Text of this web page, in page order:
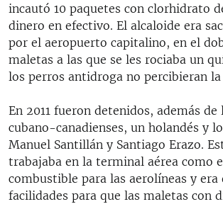
incautó 10 paquetes con clorhidrato
dinero en efectivo. El alcaloide era
por el aeropuerto capitalino, en el
maletas a las que se les rociaba un
los perros antidroga no percibieran la
En 2011 fueron detenidos, además de
cubano-canadienses, un holandés y
Manuel Santillán y Santiago Erazo.
trabajaba en la terminal aérea como
combustible para las aerolíneas y era
facilidades para que las maletas con